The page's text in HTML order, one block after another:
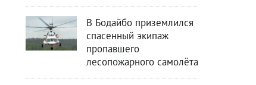
В Бодайбо приземлился
спасенный экипаж
пропавшего
лесопожарного самолёта